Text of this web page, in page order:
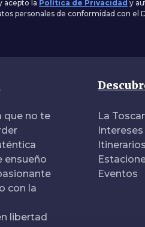
acepto la Política de Privacidad y
personales de conformidad con el
que no te
ensueño
con la
libertad
La
Intereses
Itinerarios
Eventos